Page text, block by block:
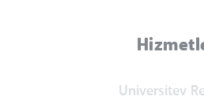
Universitev